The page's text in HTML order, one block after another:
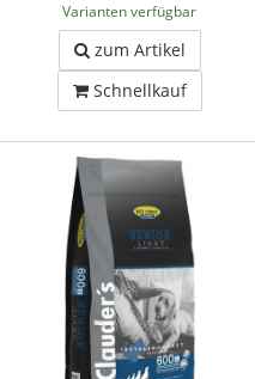
Varianten verfügbar
zum Artikel
Schnellkauf